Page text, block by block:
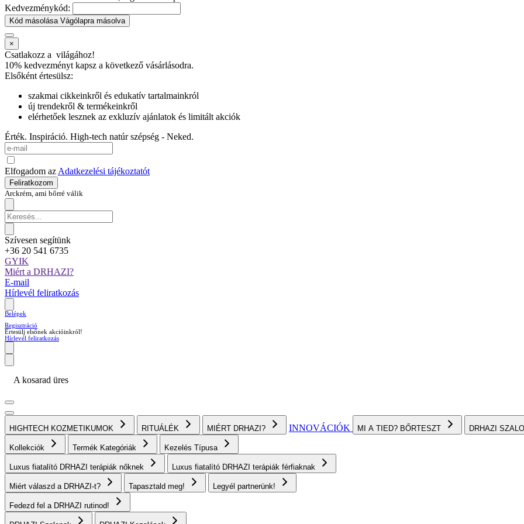
Kedvezménykód:
Kód másolása Vágólapra másolva
×
Csatlakozz a világához!
10% kedvezményt kapsz a következő vásárlásodra.
Elsőként értesülsz:
szakmai cikkeinkről és edukatív tartalmainkról
új trendekről & termékeinkről
elérhetőek lesznek az exkluzív ajánlatok és limitált akciók
Érték. Inspiráció. High-tech natúr szépség - Neked.
Elfogadom az Adatkezelési tájékoztatót
Feliratkozom
Arckrém, ami bőrré válik
Szívesen segítünk
+36 20 541 6735
GYIK
Miért a DRHAZI?
E-mail
Hírlevél feliratkozás
Belépek
Regisztráció
Értesülj elsőnek akcióinkról!
Hírlevél feliratkozás
A kosarad üres
HIGHTECH KOZMETIKUMOK RITUÁLÉK MIÉRT DRHAZI? INNOVÁCIÓK MI A TIED? BŐRTESZT DRHAZI
Kollekciók Termék Kategóriák Kezelés Típusa
Luxus fiatalító DRHAZI terápiák nőknek Luxus fiatalító DRHAZI terápiák férfiaknak
Miért válaszd a DRHAZI-t? Tapasztald meg! Legyél partnerünk!
Fedezd fel a DRHAZI rutinod!